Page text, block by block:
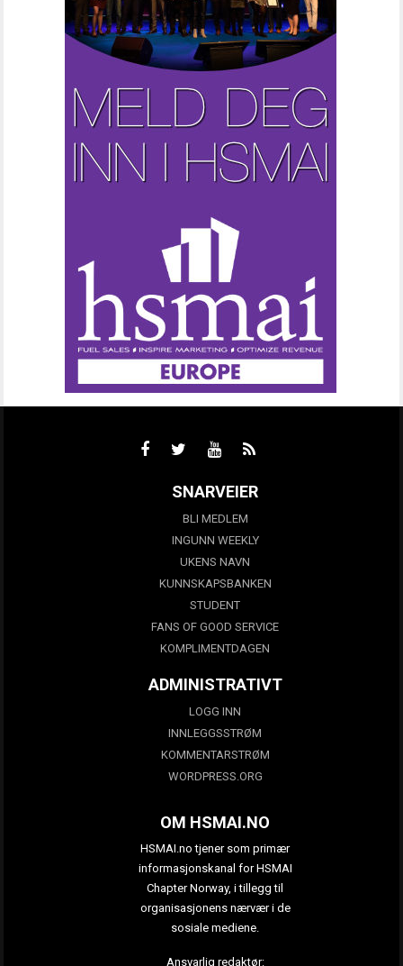
SNARVEIER
BLI MEDLEM
INGUNN WEEKLY
UKENS NAVN
KUNNSKAPSBANKEN
STUDENT
FANS OF GOOD SERVICE
KOMPLIMENTDAGEN
ADMINISTRATIVT
LOGG INN
INNLEGGSSTRØM
KOMMENTARSTRØM
WORDPRESS.ORG
OM HSMAI.NO
HSMAI.no tjener som primær
informasjonskanal for HSMAI
Chapter Norway, i tillegg til
organisasjonens nærvær i de
sosiale mediene.
Ansvarlig redaktør: